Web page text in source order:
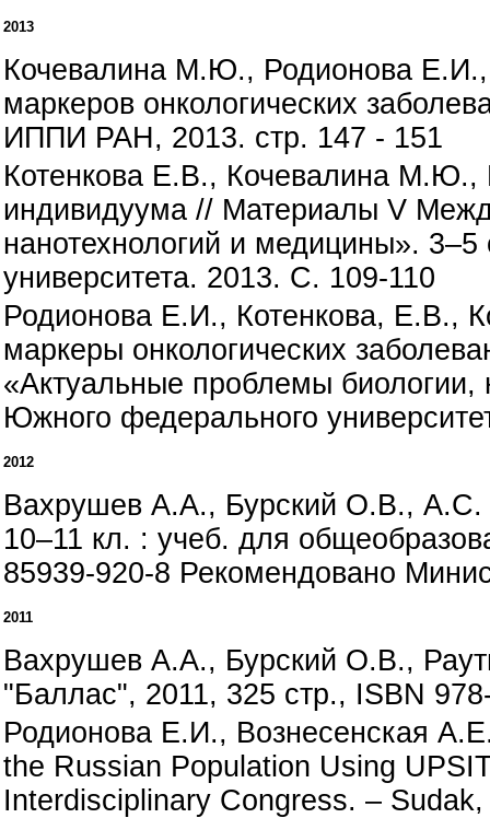
2013
Кочевалина М.Ю., Родионова
маркеров онкологических
ИППИ РАН, 2013. стр. 147 - 151
Котенкова Е.В., Кочевалина
индивидуума // Материалы V
нанотехнологий и медицины».
университета. 2013. С. 109-110
Родионова Е.И., Котенкова, Е.В.,
маркеры онкологических
«Актуальные проблемы биологии,
Южного федерального
2012
Вахрушев А.А., Бурский О.В., А.С.
10–11 кл. : учеб. для
85939-920-8 Рекомендовано
2011
Вахрушев А.А., Бурский О.В.,
"Баллас", 2011, 325 стр., ISBN
Родионова Е.И., Вознесенская
the Russian Population Using
Interdisciplinary Congress. –